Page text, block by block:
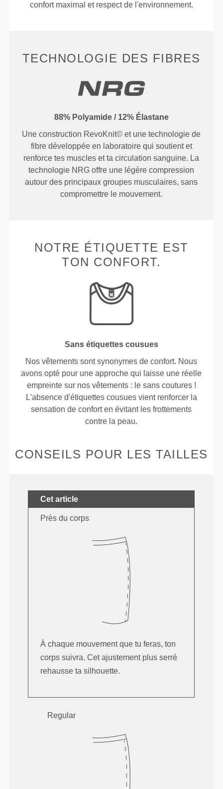
confort maximal et respect de l'environnement.
TECHNOLOGIE DES FIBRES
88% Polyamide / 12% Élastane
Une construction RevoKnit© et une technologie de
fibre développée en laboratoire qui soutient et
renforce tes muscles et ta circulation sanguine. La
technologie NRG offre une légère compression
autour des principaux groupes musculaires, sans
compromettre le mouvement.
NOTRE ÉTIQUETTE EST
TON CONFORT.
Sans étiquettes cousues
Nos vêtements sont synonymes de confort. Nous
avons opté pour une approche qui laisse une réelle
empreinte sur nos vêtements : le sans coutures !
L'absence d'étiquettes cousues vient renforcer la
sensation de confort en évitant les frottements
contre la peau.
CONSEILS POUR LES TAILLES
Cet article
Près du corps
À chaque mouvement que tu feras, ton
corps suivra. Cet ajustement plus serré
rehausse ta silhouette.
Regular